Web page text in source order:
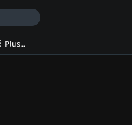
Plus...